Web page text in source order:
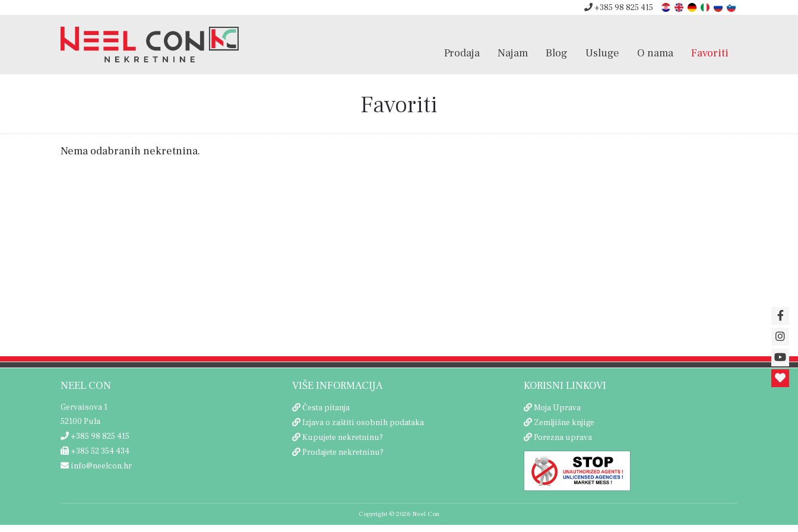
+385 98 825 415
Prodaja Najam Blog Usluge O nama Favoriti
Favoriti
Nema odabranih nekretnina.
NEEL CON
Gervaisova 1
52100 Pula
+385 98 825 415
+385 52 354 434
info@neelcon.hr
VIŠE INFORMACIJA
Česta pitanja
Izjava o zaštiti osobnih podataka
Kupujete nekretninu?
Prodajete nekretninu?
KORISNI LINKOVI
Moja Uprava
Zemljišne knjige
Porezna uprava
Copyright © 2026 Neel Con